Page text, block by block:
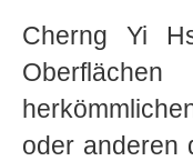
Cherng Yi
oder anderen